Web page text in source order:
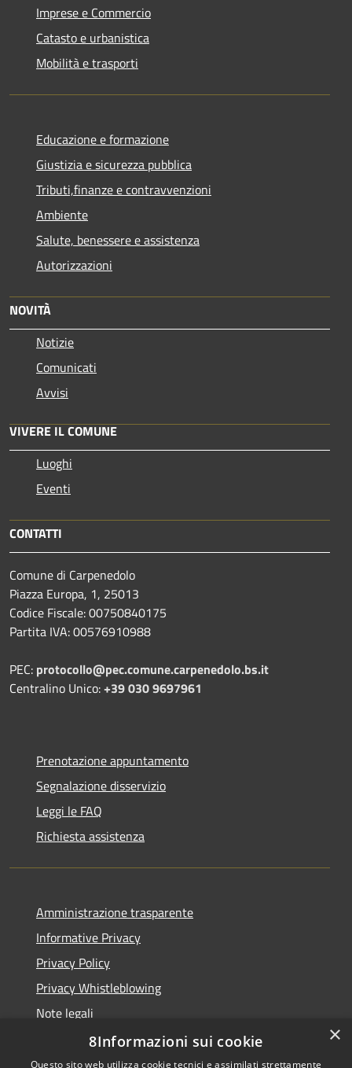
Imprese e Commercio
Catasto e urbanistica
Mobilità e trasporti
Educazione e formazione
Giustizia e sicurezza pubblica
Tributi,finanze e contravvenzioni
Ambiente
Salute, benessere e assistenza
Autorizzazioni
NOVITÀ
Notizie
Comunicati
Avvisi
VIVERE IL COMUNE
Luoghi
Eventi
CONTATTI
Comune di Carpenedolo
Piazza Europa, 1, 25013
Codice Fiscale: 00750840175
Partita IVA: 00576910988
PEC: protocollo@pec.comune.carpenedolo.bs.it
Centralino Unico:+39 030 9697961
Prenotazione appuntamento
Segnalazione disservizio
Leggi le FAQ
Richiesta assistenza
Amministrazione trasparente
Informative Privacy
Privacy Policy
Privacy Whistleblowing
Note legali
Dichiarazione di accessibilità
×
8Informazioni sui cookie
Questo sito web utilizza cookie tecnici e assimilati strettamente